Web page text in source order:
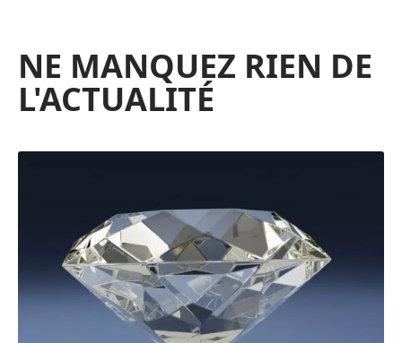
NE MANQUEZ RIEN DE
L'ACTUALITÉ